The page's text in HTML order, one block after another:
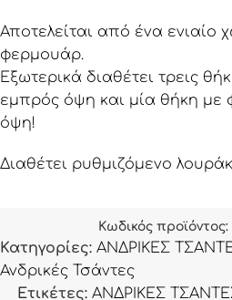
Αποτελείται από ένα ενιαίο
φερμουάρ.
Εξωτερικά διαθέτει τρεις
εμπρός όψη και μία θήκη
όψη!
Διαθέτει ρυθμιζόμενο
Κωδικός προϊόντος:
Κατηγορίες: ΑΝΔΡΙΚΕΣ
Ανδρικές Τσάντες
Ετικέτες: ΑΝΔΡΙΚΕΣ